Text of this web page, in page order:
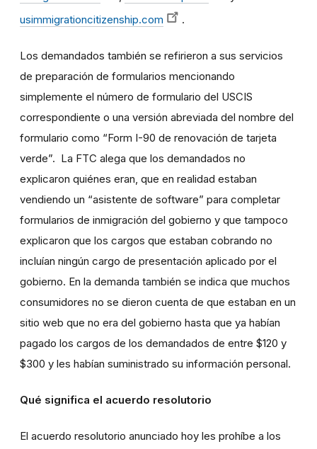
usimmigrationcitizenship.com
.
Los demandados también se refirieron a sus servicios
de preparación de formularios mencionando
simplemente el número de formulario del USCIS
correspondiente o una versión abreviada del nombre del
formulario como “Form I-90 de renovación de tarjeta
verde”. La FTC alega que los demandados no
explicaron quiénes eran, que en realidad estaban
vendiendo un “asistente de software” para completar
formularios de inmigración del gobierno y que tampoco
explicaron que los cargos que estaban cobrando no
incluían ningún cargo de presentación aplicado por el
gobierno. En la demanda también se indica que muchos
consumidores no se dieron cuenta de que estaban en un
sitio web que no era del gobierno hasta que ya habían
pagado los cargos de los demandados de entre $120 y
$300 y les habían suministrado su información personal.
Qué significa el acuerdo resolutorio
El acuerdo resolutorio anunciado hoy les prohíbe a los